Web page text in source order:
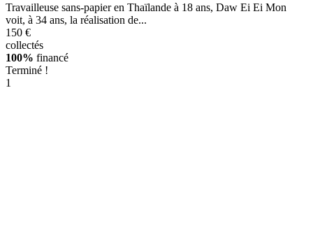
Travailleuse sans-papier en Thaïlande à 18 ans, Daw Ei Ei Mon
voit, à 34 ans, la réalisation de...
150 €
collectés
100% financé
Terminé !
1